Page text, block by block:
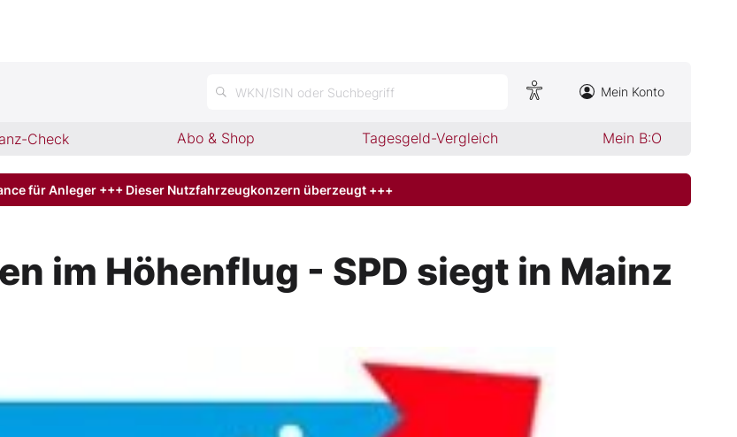
WKN/ISIN oder Suchbegriff Mein Konto
Check Abo & Shop Tagesgeld-Vergleich Mein B:O
für Anleger +++ Dieser Nutzfahrzeugkonzern überzeugt +++
im Höhenflug - SPD siegt in Mainz